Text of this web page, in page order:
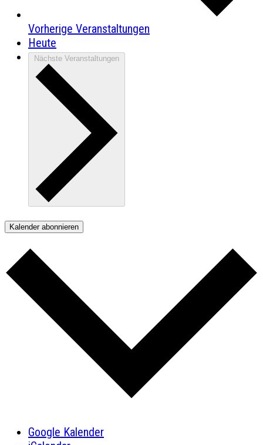
Vorherige Veranstaltungen
Heute
Nächste Veranstaltungen
Kalender abonnieren
Google Kalender